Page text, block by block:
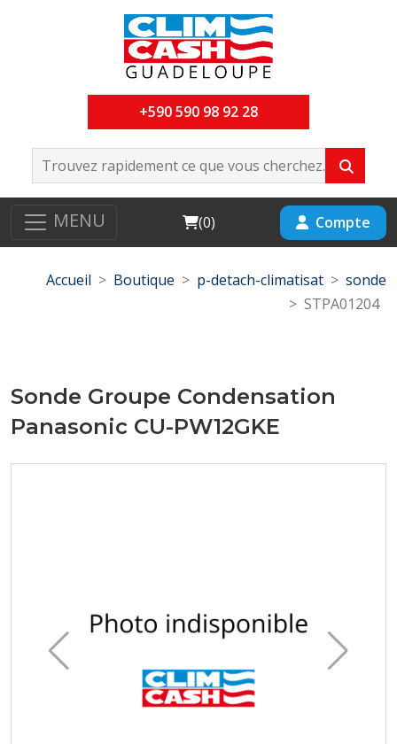
+590 590 98 92 28
MENU Cart
(0) Compte
Accueil Boutique p-detach-climatisat
sonde
STPA01204
Sonde Groupe Condensation
Panasonic CU-PW12GKE